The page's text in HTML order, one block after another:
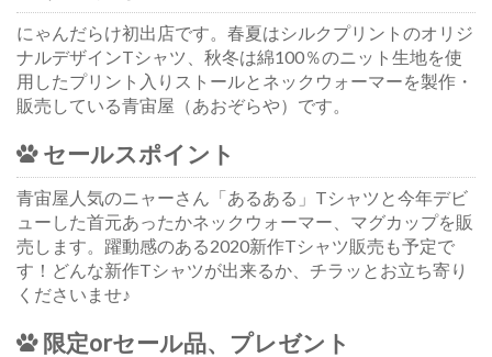
にゃんだらけ初出店です。春夏はシルクプリントのオリジ
ナルデザインTシャツ、秋冬は綿100％のニット生地を使
用したプリント入りストールとネックウォーマーを製作・
販売している青宙屋（あおぞらや）です。
セールスポイント
青宙屋人気のニャーさん「あるある」Tシャツと今年デビ
ューした首元あったかネックウォーマー、マグカップを販
売します。躍動感のある2020新作Tシャツ販売も予定で
す！どんな新作Tシャツが出来るか、チラッとお立ち寄り
くださいませ♪
限定orセール品、プレゼント